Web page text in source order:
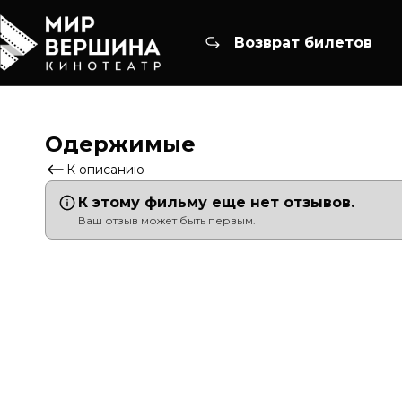
Возврат билетов
Одержимые
К описанию
К этому фильму еще нет отзывов.
Ваш отзыв может быть первым.